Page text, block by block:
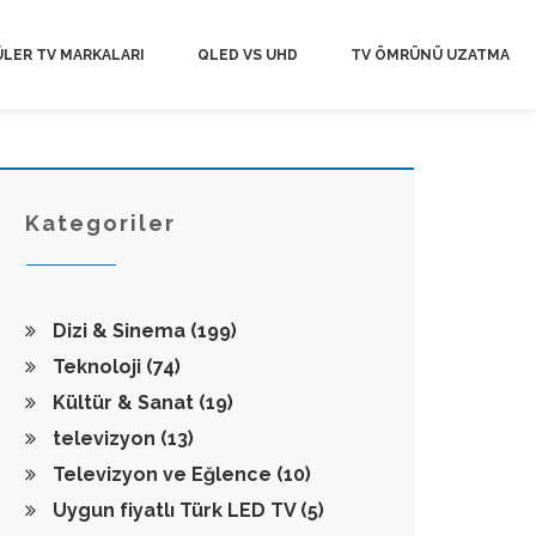
TV MARKALARI QLED VS UHD TV ÖMRÜNÜ UZATMA
Kategoriler
Dizi & Sinema (199)
Teknoloji (74)
Kültür & Sanat (19)
televizyon (13)
Televizyon ve Eğlence (10)
Uygun fiyatlı Türk LED TV (5)